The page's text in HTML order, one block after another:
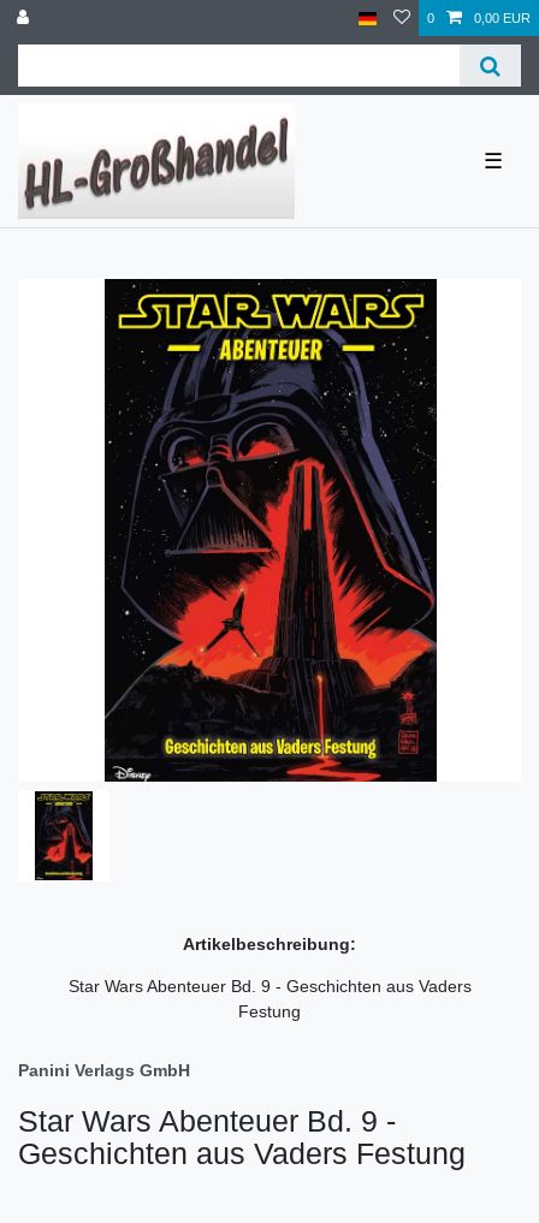
0 0,00 EUR
☰
Artikelbeschreibung:
Star Wars Abenteuer Bd. 9 - Geschichten aus Vaders
Festung
Panini Verlags GmbH
Star Wars Abenteuer Bd. 9 -
Geschichten aus Vaders Festung